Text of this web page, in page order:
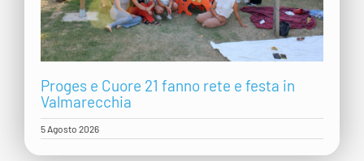
Proges e Cuore 21 fanno rete e festa in
Valmarecchia
5 Agosto 2026